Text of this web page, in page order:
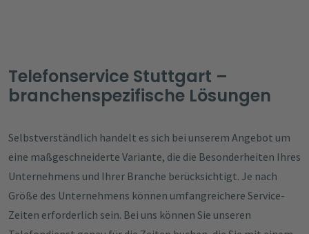
Telefonservice Stuttgart –
branchenspezifische Lösungen
Selbstverständlich handelt es sich bei unserem Angebot um
eine maßgeschneiderte Variante, die die Besonderheiten Ihres
Unternehmens und Ihrer Branche berücksichtigt. Je nach
Größe des Unternehmens können umfangreichere Service-
Zeiten erforderlich sein. Bei uns können Sie unseren